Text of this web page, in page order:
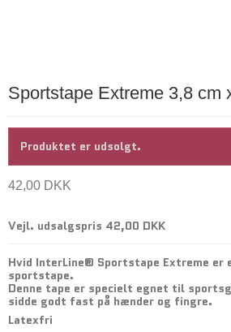
Sportstape Extreme 3,8 cm
Produktet er udsolgt.
42,00 DKK
Vejl. udsalgspris 42,00 DKK
Hvid InterLine® Sportstape Extreme
sportstape.
Denne tape er specielt egnet til
sidde godt fast på hænder og fingre.
Latexfri